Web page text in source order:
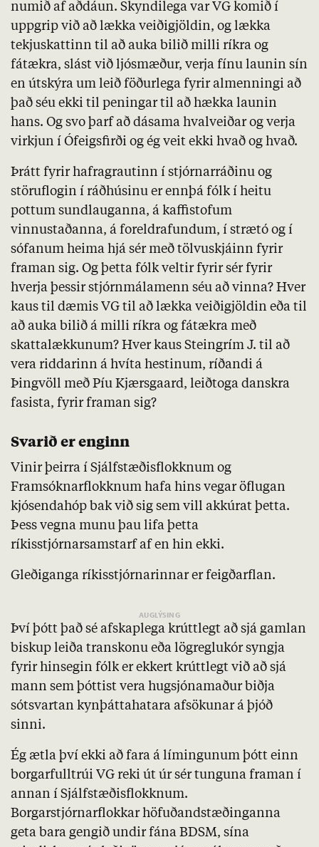
numið af aðdáun. Skyndilega var VG komið í
uppgrip við að lækka veiðigjöldin, og lækka
tekjuskattinn til að auka bilið milli ríkra og
fátækra, slást við ljósmæður, verja fínu launin sín
en útskýra um leið föðurlega fyrir almenningi að
það séu ekki til peningar til að hækka launin
hans. Og svo þarf að dásama hvalveiðar og verja
virkjun í Ófeigsfirði og ég veit ekki hvað og hvað.
Þrátt fyrir hafragrautinn í stjórnarráðinu og
störuflogin í ráðhúsinu er ennþá fólk í heitu
pottum sundlauganna, á kaffistofum
vinnustaðanna, á foreldrafundum, í strætó og í
sófanum heima hjá sér með tölvuskjáinn fyrir
framan sig. Og þetta fólk veltir fyrir sér fyrir
hverja þessir stjórnmálamenn séu að vinna? Hver
kaus til dæmis VG til að lækka veiðigjöldin eða til
að auka bilið á milli ríkra og fátækra með
skattalækkunum? Hver kaus Steingrím J. til að
vera riddarinn á hvíta hestinum, ríðandi á
Þingvöll með Píu Kjærsgaard, leiðtoga danskra
fasista, fyrir framan sig?
Svarið er enginn
Vinir þeirra í Sjálfstæðisflokknum og
Framsóknarflokknum hafa hins vegar öflugan
kjósendahóp bak við sig sem vill akkúrat þetta.
Þess vegna munu þau lifa þetta
ríkisstjórnarsamstarf af en hin ekki.
Gleðiganga ríkisstjórnarinnar er feigðarflan.
Því þótt það sé afskaplega krúttlegt að sjá gamlan
biskup leiða transkonu eða lögreglukór syngja
fyrir hinsegin fólk er ekkert krúttlegt við að sjá
mann sem þóttist vera hugsjónamaður biðja
sótsvartan kynþáttahatara afsökunar á þjóð
sinni.
Ég ætla því ekki að fara á límingunum þótt einn
borgarfulltrúi VG reki út úr sér tunguna framan í
annan í Sjálfstæðisflokknum.
Borgarstjórnarflokkar höfuðandstæðinganna
geta bara gengið undir fána BDSM, sína